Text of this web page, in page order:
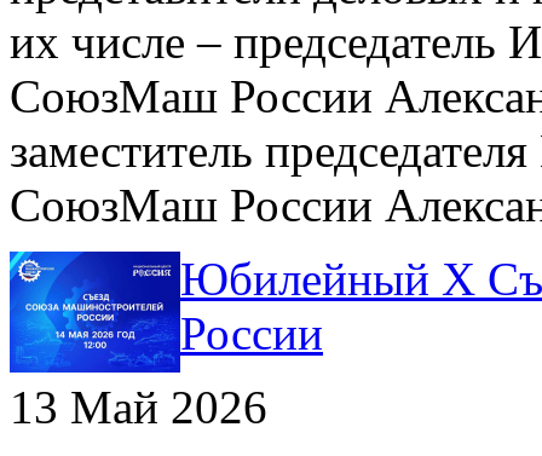
их числе – председатель
СоюзМаш России
заместитель
СоюзМаш России
Юбилейный X
России
13 Май 2026